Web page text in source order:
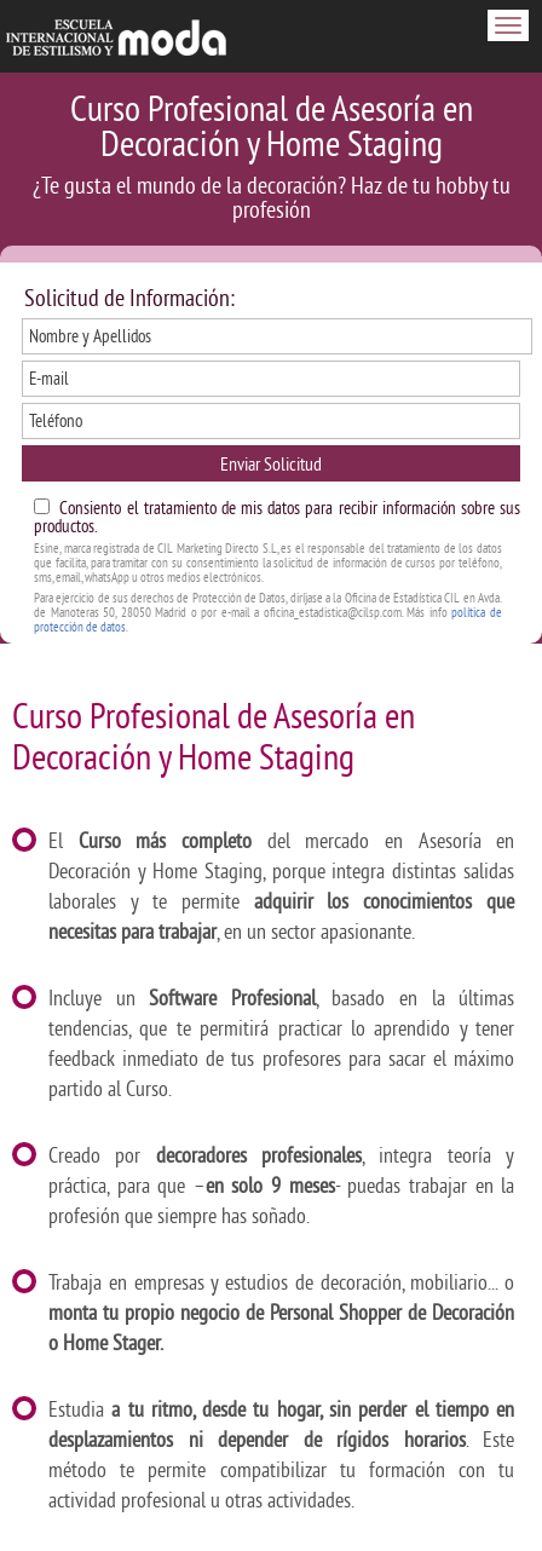
Menú
Curso Profesional de Asesoría en
Decoración y Home Staging
¿Te gusta el mundo de la decoración? Haz de tu hobby tu
profesión
Solicitud de Información:
Enviar Solicitud
Consiento el tratamiento de mis datos para recibir información sobre sus
productos.
Esine, marca registrada de CIL Marketing Directo S.L, es el responsable del tratamiento de los datos
que facilita, para tramitar con su consentimiento la solicitud de información de cursos por teléfono,
sms, email, whatsApp u otros medios electrónicos.
Para ejercicio de sus derechos de Protección de Datos, diríjase a la Oficina de Estadística CIL en Avda.
de Manoteras 50, 28050 Madrid o por e-mail a oficina_estadistica@cilsp.com. Más infopolítica de
protección de datos
Curso Profesional de Asesoría en
Decoración y Home Staging
El Curso más completodel mercado en Asesoría en
Decoración y Home Staging, porque integra distintas salidas
laborales y te permite adquirir los conocimientos que
necesitas para trabajar, en un sector apasionante.
Incluye unSoftware Profesional, basado en la últimas
tendencias, que te permitirá practicar lo aprendido y tener
feedback inmediato de tus profesores para sacar el máximo
partido al Curso.
Creado por decoradores profesionales, integra teoría y
práctica, para que –en solo 9 meses- puedas trabajar en la
profesión que siempre has soñado.
Trabaja en empresas y estudios de decoración, mobiliario... o
monta tu propio negocio de Personal Shopper de Decoración
o Home Stager.
Estudiaa tu ritmo, desde tu hogar, sin perder el tiempo en
desplazamientos ni depender de rígidos horarios. Este
método te permite compatibilizar tu formación con tu
actividad profesional u otras actividades.